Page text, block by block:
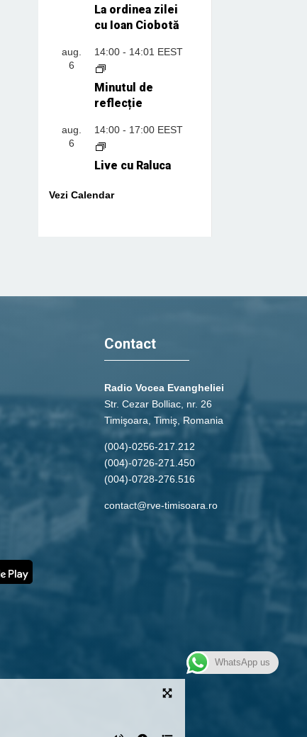
La ordinea zilei
cu Ioan Ciobotă
aug.
6
14:00- 14:01 EEST
Minutul de
reflecție
aug.
6
14:00- 17:00 EEST
Live cu Raluca
Vezi Calendar
Contact
Radio Vocea Evangheliei
Str. Cezar Bolliac, nr. 26
Timişoara, Timiş, Romania
(004)-0256-217.212
(004)-0726-271.450
(004)-0728-276.516
contact@rve-timisoara.ro
WhatsApp us